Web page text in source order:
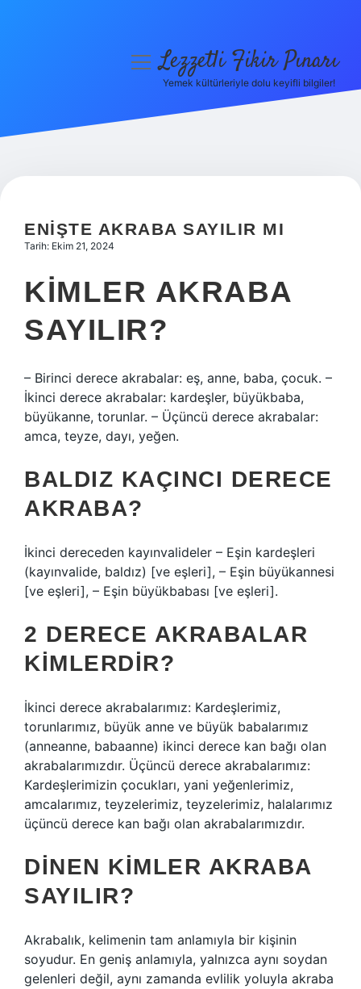
Hakkımızda
menüyüLezzetli Fikir Pınarı
Yemek kültürleriyle dolu keyifli bilgiler!
ENIŞTE AKRABA SAYILIR MI
Tarih: Ekim 21, 2024
KIMLER AKRABA
SAYILIR?
– Birinci derece akrabalar: eş, anne, baba, çocuk. –
İkinci derece akrabalar: kardeşler, büyükbaba,
büyükanne, torunlar. – Üçüncü derece akrabalar:
amca, teyze, dayı, yeğen.
BALDIZ KAÇINCI DERECE
AKRABA?
İkinci dereceden kayınvalideler – Eşin kardeşleri
(kayınvalide, baldız) [ve eşleri], – Eşin büyükannesi
[ve eşleri], – Eşin büyükbabası [ve eşleri].
2 DERECE AKRABALAR
KIMLERDIR?
İkinci derece akrabalarımız: Kardeşlerimiz,
torunlarımız, büyük anne ve büyük babalarımız
(anneanne, babaanne) ikinci derece kan bağı olan
akrabalarımızdır. Üçüncü derece akrabalarımız:
Kardeşlerimizin çocukları, yani yeğenlerimiz,
amcalarımız, teyzelerimiz, teyzelerimiz, halalarımız
üçüncü derece kan bağı olan akrabalarımızdır.
DINEN KIMLER AKRABA
SAYILIR?
Akrabalık, kelimenin tam anlamıyla bir kişinin
soyudur. En geniş anlamıyla, yalnızca aynı soydan
gelenleri değil, aynı zamanda evlilik yoluyla akraba